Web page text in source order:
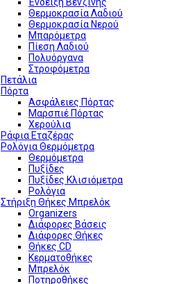
Θερμοκρασία Λαδιού
Θερμοκρασία Νερού
Μπαρόμετρα
Πίεση Λαδιού
Πολυόργανα
Στροφόμετρα
Πετάλια
Πόρτα
Ασφάλειες Πόρτας
Μαρσπιέ Πόρτας
Χερούλια
Ράφια Εταζέρας
Ρολόγια Θερμόμετρα
Θερμόμετρα
Πυξίδες
Πυξίδες Κλισιόμετρα
Ρολόγια
Στήριξη Θήκες Μπρελόκ
Organizers
Διάφορες Βάσεις
Διάφορες Θήκες
Θήκες CD
Κερματοθήκες
Μπρελόκ
Ποτηροθήκες